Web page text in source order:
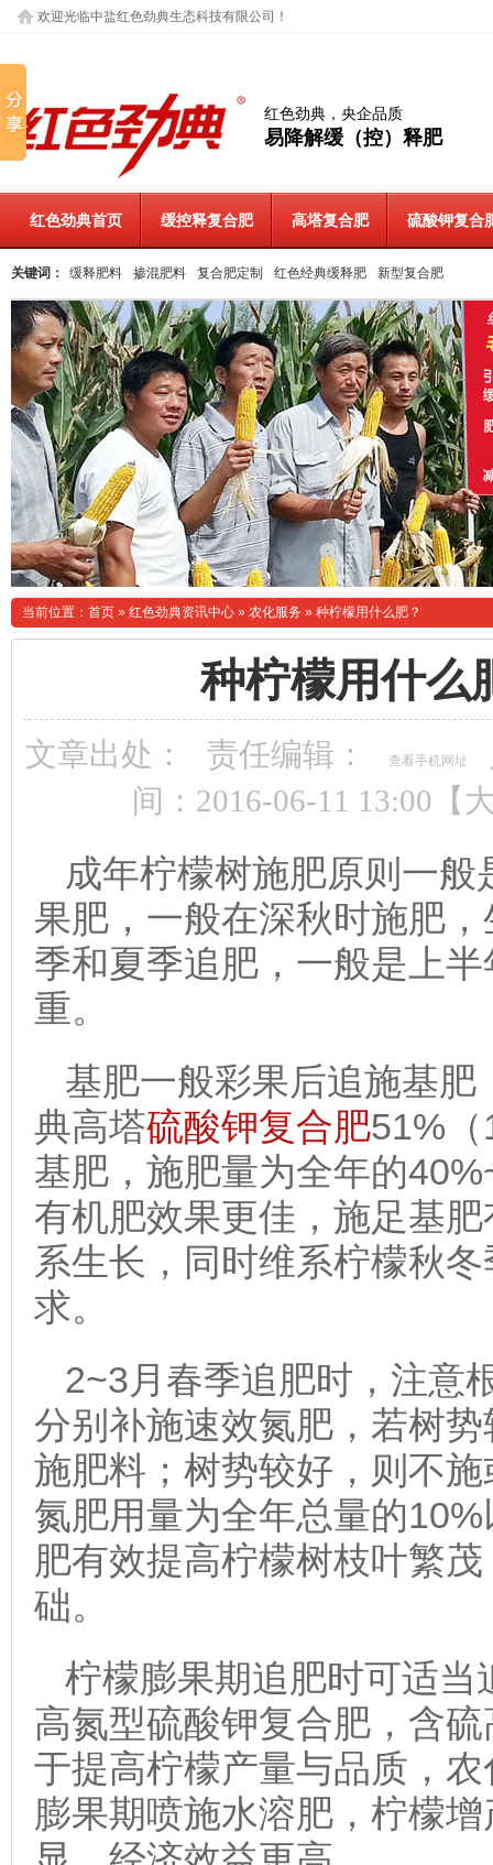
欢迎光临中盐红色劲典生态科技有限公司！
红色劲典，央企品质
易降解缓（控）释肥
红色劲典首页 缓控释复合肥 高塔复合肥 硫酸钾复合
关键词： 缓释肥料 掺混肥料 复合肥定制 红色经典缓释肥 新型复合肥
当前位置： 首页 » 红色劲典资讯中心 » 农化服务 » 种柠檬用什么肥？
种柠檬用什么
文章出处： 责任编辑： 查看手机网址
间：2016-06-11 13:00【
成年柠檬树施肥原则一般
果肥，一般在深秋时施肥
季和夏季追肥，一般是上
重。
基肥一般彩果后追施基肥
典高塔硫酸钾复合肥51%
基肥，施肥量为全年的
有机肥效果更佳，施足基
系生长，同时维系柠檬秋
求。
2~3月春季追肥时，注意
分别补施速效氮肥，若树
施肥料；树势较好，则不
氮肥用量为全年总量的
肥有效提高柠檬树枝叶繁
础。
柠檬膨果期追肥时可适当
高氮型硫酸钾复合肥，含
于提高柠檬产量与品质，
膨果期喷施水溶肥，柠檬